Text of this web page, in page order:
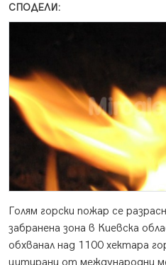
СПОДЕЛИ:
Голям горски пожар се
забранена зона в Киевска
обхванал над 1100 хектара